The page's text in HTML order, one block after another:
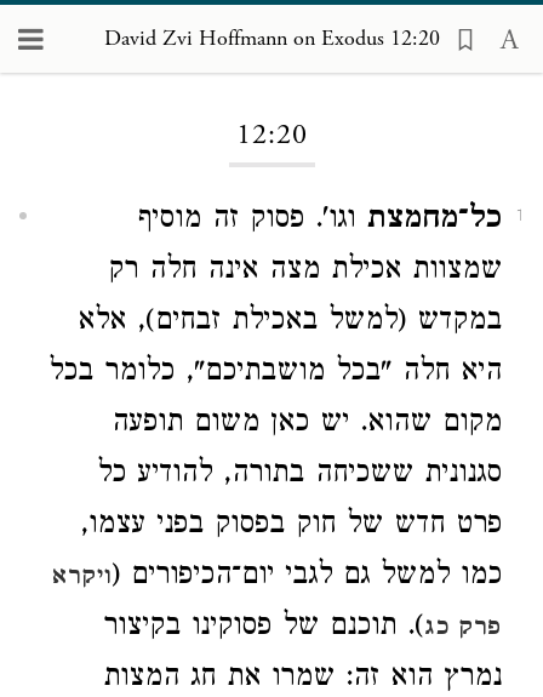
David Zvi Hoffmann on Exodus 12:20
12:20
1 כל־מחמצת וגו'. פסוק זה מוסיף
שמצוות אכילת מצה אינה חלה רק
במקדש (למשל באכילת זבחים), אלא
היא חלה "בכל מושבתיכם", כלומר בכל
מקום שהוא. יש כאן משום תופעה
סגנונית ששכיחה בתורה, להודיע כל
פרט חדש של חוק בפסוק בפני עצמו,
כמו למשל גם לגבי יום־הכיפורים (ויקרא
פרק כג). תוכנם של פסוקינו בקיצור
נמרץ הוא זה: שמרו את חג המצות